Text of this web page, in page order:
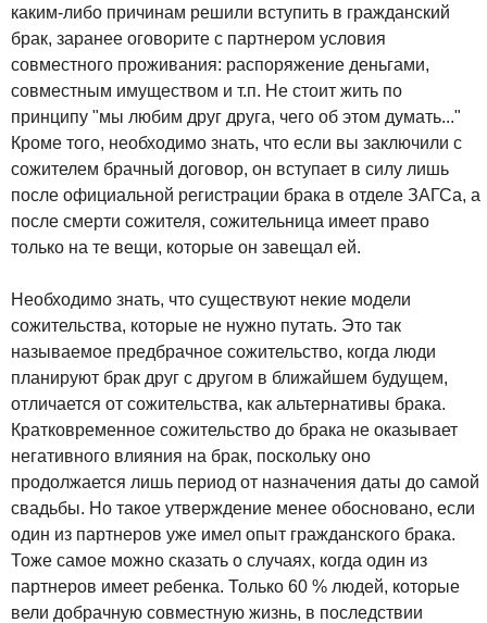
каким-либо причинам решили вступить в гражданский
брак, заранее оговорите с партнером условия
совместного проживания: распоряжение деньгами,
совместным имуществом и т.п. Не стоит жить по
принципу "мы любим друг друга, чего об этом думать..."
Кроме того, необходимо знать, что если вы заключили с
сожителем брачный договор, он вступает в силу лишь
после официальной регистрации брака в отделе ЗАГСа, а
после смерти сожителя, сожительница имеет право
только на те вещи, которые он завещал ей.
Необходимо знать, что существуют некие модели
сожительства, которые не нужно путать. Это так
называемое предбрачное сожительство, когда люди
планируют брак друг с другом в ближайшем будущем,
отличается от сожительства, как альтернативы брака.
Кратковременное сожительство до брака не оказывает
негативного влияния на брак, поскольку оно
продолжается лишь период от назначения даты до самой
свадьбы. Но такое утверждение менее обосновано, если
один из партнеров уже имел опыт гражданского брака.
Тоже самое можно сказать о случаях, когда один из
партнеров имеет ребенка. Только 60 % людей, которые
вели добрачную совместную жизнь, в последствии